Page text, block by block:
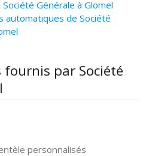
Générale à Glomel
automatiques de Société
fournis par Société
personnalisés